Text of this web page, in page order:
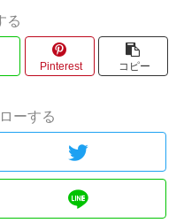
る
Pinterest コピー
ーする